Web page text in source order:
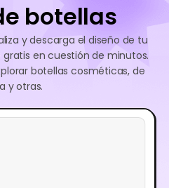
botellas
y descarga el diseño de tu
en cuestión de minutos.
botellas cosméticas, de
y otras.